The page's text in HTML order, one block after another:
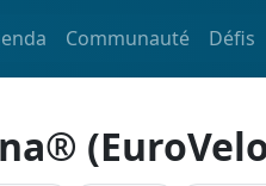
Communauté Défis